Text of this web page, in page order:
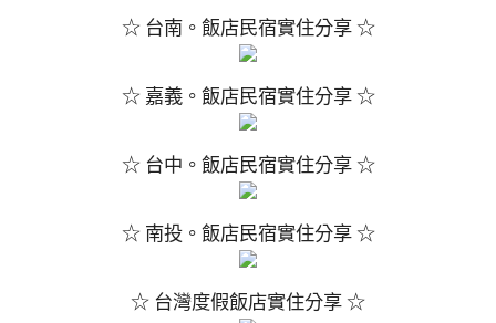
☆ 台南。飯店民宿實住分享 ☆
☆ 嘉義。飯店民宿實住分享 ☆
☆ 台中。飯店民宿實住分享 ☆
☆ 南投。飯店民宿實住分享 ☆
☆ 台灣度假飯店實住分享 ☆